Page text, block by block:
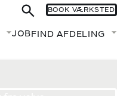
Fold undermenu ud
JOB FIND AFDELING
BOOK VÆRKSTED